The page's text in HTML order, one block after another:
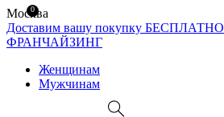
Москва
Доставим вашу покупку БЕСПЛАТНО
ФРАНЧАЙЗИНГ
Женщинам
Мужчинам
0